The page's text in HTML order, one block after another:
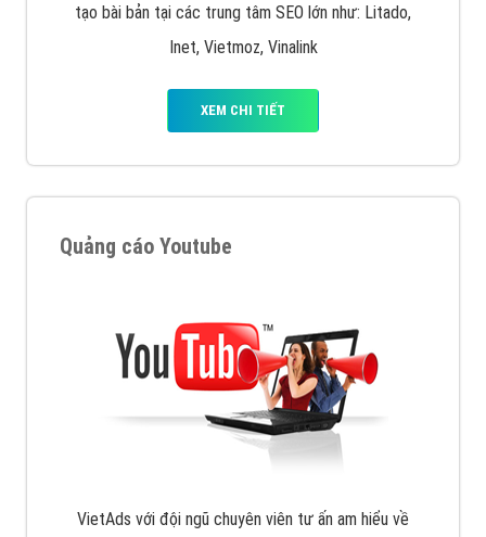
tạo bài bản tại các trung tâm SEO lớn như: Litado,
Inet, Vietmoz, Vinalink
XEM CHI TIẾT
Quảng cáo Youtube
VietAds với đội ngũ chuyên viên tư ấn am hiểu về